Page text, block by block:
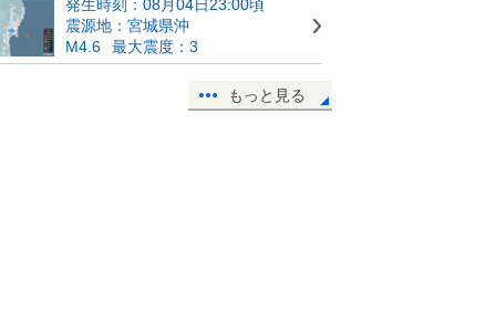
発生時刻：08月04日23:00頃
震源地：宮城県沖
M4.6
最大震度：3
もっと見る